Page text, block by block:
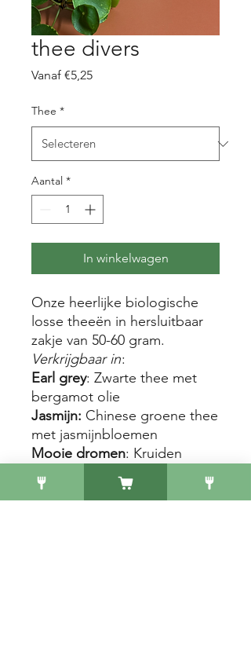
thee divers
Vanaf €5,25Verkoopprijs
Thee *
Aantal *
In winkelwagen
Onze heerlijke biologische
losse theeën in hersluitbaar
zakje van 50-60 gram.
Verkrijgbaar in:
Earl grey: Zwarte thee met
bergamot olie
Jasmijn: Chinese groene thee
met jasmijnbloemen
Mooie dromen: Kruiden
melange met krent,
melisseblad, rozenbottelschil,